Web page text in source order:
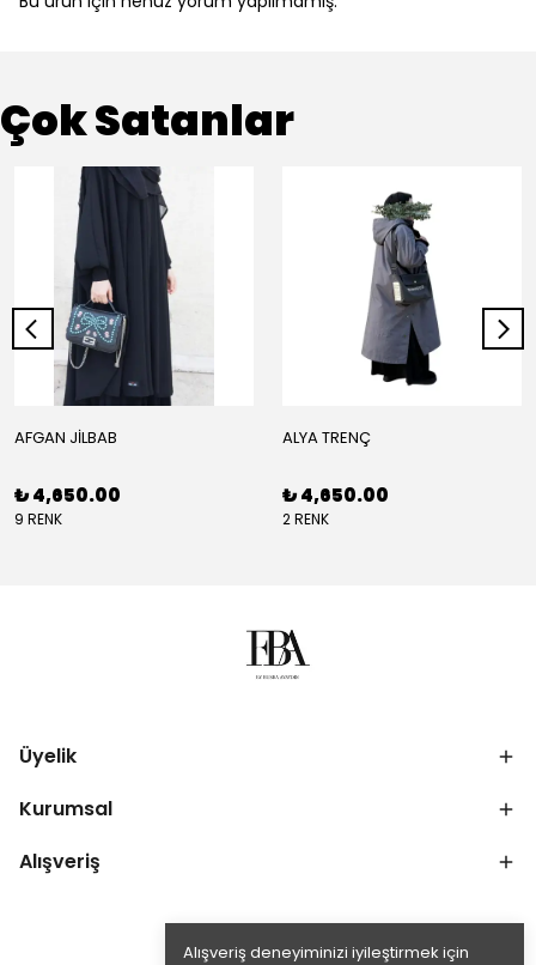
Alışveriş deneyiminizi iyileştirmek için
Çok Satanlar
AFGAN JİLBAB
₺ 4,650.00
9 RENK
ALYA TRENÇ
₺ 4,650.00
2 RENK
Üyelik
Kurumsal
Alışveriş